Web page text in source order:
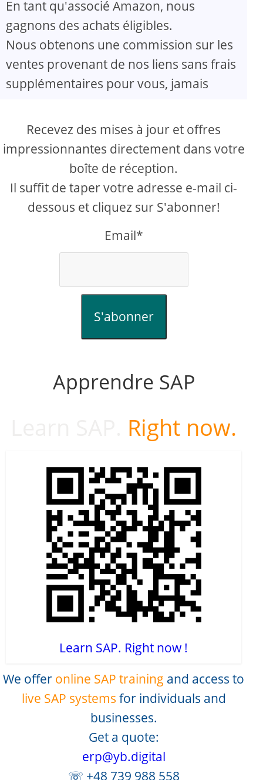
En tant qu'associé Amazon, nous
gagnons des achats éligibles.
Nous obtenons une commission sur les
ventes provenant de nos liens sans frais
supplémentaires pour vous, jamais
Recevez des mises à jour et offres
impressionnantes directement dans votre
boîte de réception.
Il suffit de taper votre adresse e-mail ci-
dessous et cliquez sur S'abonner!
Email*
S'abonner
Apprendre SAP
Right now.
Learn SAP. Right now !
We offer online SAP training and access to
live SAP systems for individuals and
businesses.
Get a quote:
erp@yb.digital
☏ +48 739 988 558